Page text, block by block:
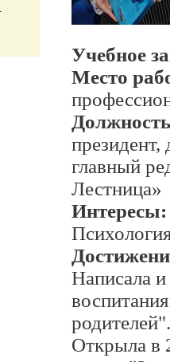
Учебное
Место
главный
Лестница»
Интересы:
Написала
родителей".
Открыла в